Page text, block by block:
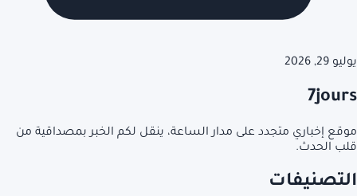
يوليو 29, 2026
7jours
موقع إخباري متجدد على مدار الساعة، ينقل لكم الخبر بمصداقية من
قلب الحدث.
التصنيفات